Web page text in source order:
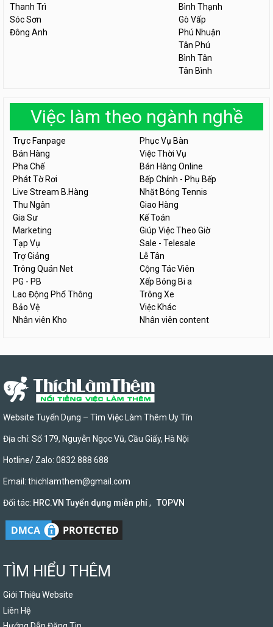
Thanh Trì
Sóc Sơn
Đông Anh
Bình Thạnh
Gò Vấp
Phú Nhuận
Tân Phú
Bình Tân
Tân Bình
Việc làm theo ngành nghề
Trực Fanpage
Phục Vụ Bàn
Bán Hàng
Việc Thời Vụ
Pha Chế
Bán Hàng Online
Phát Tờ Rơi
Bếp Chính - Phụ Bếp
Live Stream B.Hàng
Nhặt Bóng Tennis
Thu Ngân
Giao Hàng
Gia Sư
Kế Toán
Marketing
Giúp Việc Theo Giờ
Tạp Vụ
Sale - Telesale
Trợ Giảng
Lễ Tân
Trông Quán Net
Cộng Tác Viên
PG - PB
Xếp Bóng Bi a
Lao Động Phổ Thông
Trông Xe
Bảo Vệ
Việc Khác
Nhân viên Kho
Nhân viên content
Website Tuyển Dụng – Tìm Việc Làm Thêm Uy Tín
Địa chỉ: Số 179, Nguyễn Ngọc Vũ, Cầu Giấy, Hà Nội
Hotline/ Zalo: 0832 888 688
Email: thichlamthem@gmail.com
Đối tác: HRC.VN Tuyển dụng miễn phí, TOPVN
TÌM HIỂU THÊM
Giới Thiệu Website
Liên Hệ